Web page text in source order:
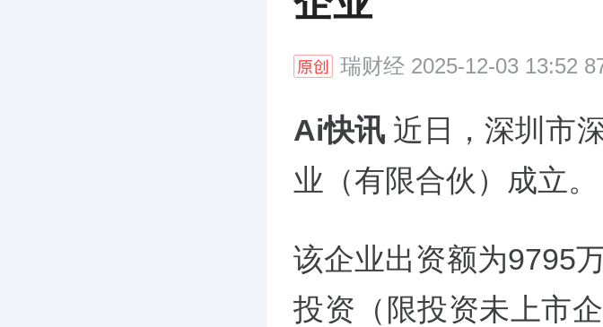
瑞财经 2025-12-03 13:52
Ai快讯 近日，深圳市
业（有限合伙）成立。
该企业出资额为9795
投资（限投资未上市